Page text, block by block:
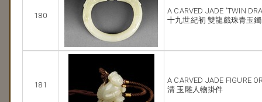
180
A CARVED JADE 'TWIN
十九世紀初 雙龍戲珠青玉鐲
181
A CARVED JADE FIGURE
清 玉雕人物掛件